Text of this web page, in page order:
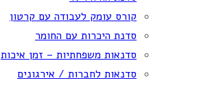
קורס עומק לעבודה עם קרטון
סדנת היכרות עם החומר
סדנאות משפחתיות – זמן איכות
סדנאות לחברות / אירגונים